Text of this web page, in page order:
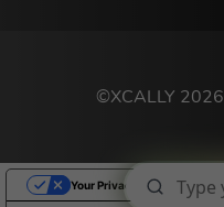
©XCALLY 2026
Your Privacy Choices